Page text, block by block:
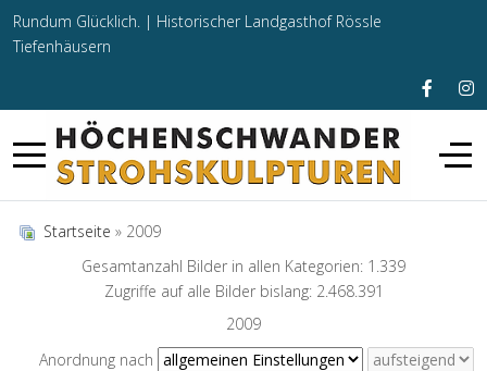
Rundum Glücklich. | Historischer Landgasthof Rössle
Tiefenhäusern
Startseite » 2009
Gesamtanzahl Bilder in allen Kategorien: 1.339
Zugriffe auf alle Bilder bislang: 2.468.391
2009
Anordnung nach